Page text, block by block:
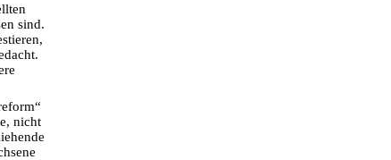
sind.
nicht